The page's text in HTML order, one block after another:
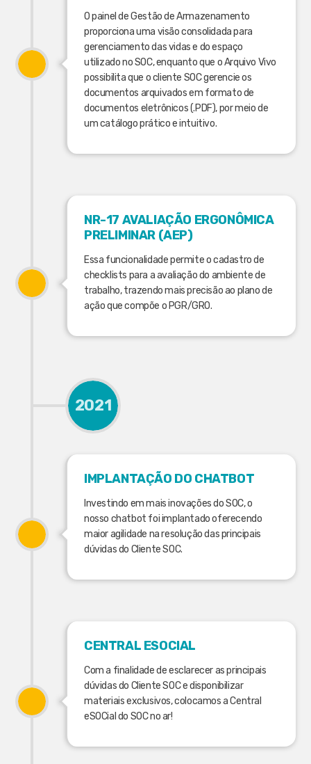
O painel de Gestão de Armazenamento
proporciona uma visão consolidada para
gerenciamento das vidas e do espaço
utilizado no SOC, enquanto que o Arquivo Vivo
possibilita que o cliente SOC gerencie os
documentos arquivados em formato de
documentos eletrônicos (.PDF), por meio de
um catálogo prático e intuitivo.
NR-17 AVALIAÇÃO ERGONÔMICA
PRELIMINAR (AEP)
Essa funcionalidade permite o cadastro de
checklists para a avaliação do ambiente de
trabalho, trazendo mais precisão ao plano de
ação que compõe o PGR/GRO.
2021
IMPLANTAÇÃO DO CHATBOT
Investindo em mais inovações do SOC, o
nosso chatbot foi implantado oferecendo
maior agilidade na resolução das principais
dúvidas do Cliente SOC.
CENTRAL ESOCIAL
Com a finalidade de esclarecer as principais
dúvidas do Cliente SOC e disponibilizar
materiais exclusivos, colocamos a Central
eSOCial do SOC no ar!